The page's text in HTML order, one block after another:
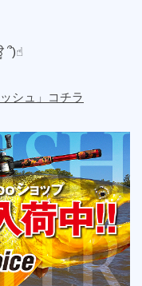
՞)☝︎
シュ」コチラ